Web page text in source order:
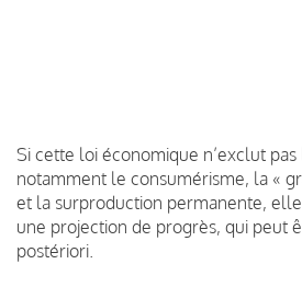
Si cette loi économique n’exclut pas
notamment le consumérisme, la «
et la surproduction permanente, elle
une projection de progrès, qui peut
postériori.